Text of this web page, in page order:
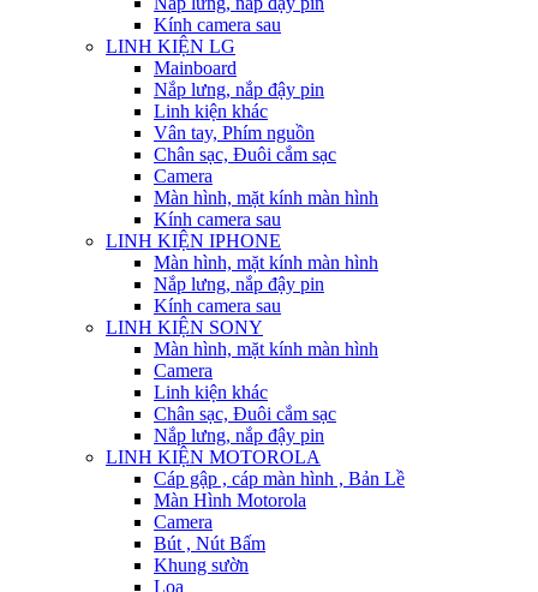
Kính camera sau
LINH KIỆN LG
Mainboard
Nắp lưng, nắp đậy pin
Linh kiện khác
Vân tay, Phím nguồn
Chân sạc, Đuôi cắm sạc
Camera
Màn hình, mặt kính màn hình
Kính camera sau
LINH KIỆN IPHONE
Màn hình, mặt kính màn hình
Nắp lưng, nắp đậy pin
Kính camera sau
LINH KIỆN SONY
Màn hình, mặt kính màn hình
Camera
Linh kiện khác
Chân sạc, Đuôi cắm sạc
Nắp lưng, nắp đậy pin
LINH KIỆN MOTOROLA
Cáp gập , cáp màn hình , Bản Lề
Màn Hình Motorola
Camera
Bút , Nút Bấm
Khung sườn
Loa